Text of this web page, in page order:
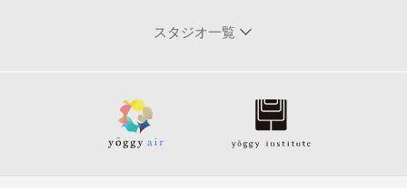
スタジオ一覧